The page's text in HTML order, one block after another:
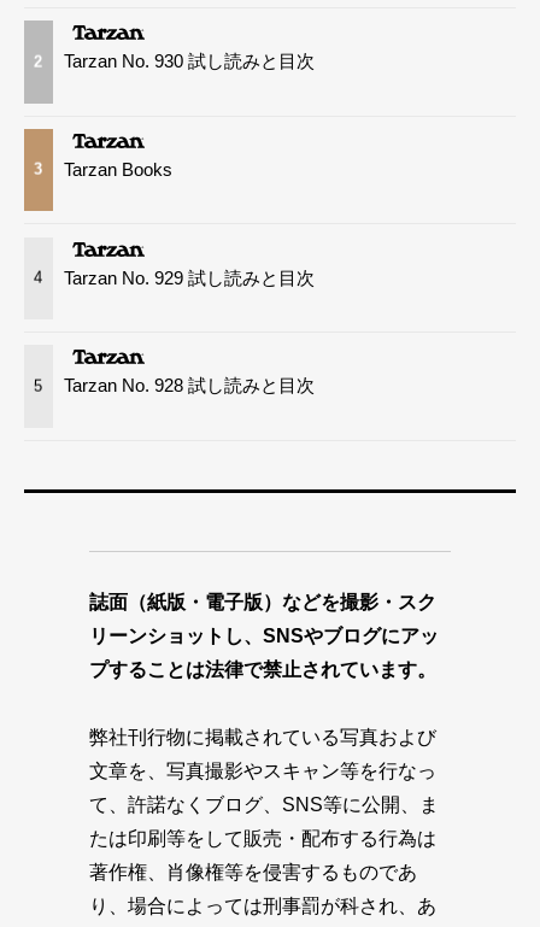
2 Tarzan No. 930 試し読みと目次
3 Tarzan Books
4 Tarzan No. 929 試し読みと目次
5 Tarzan No. 928 試し読みと目次
誌面（紙版・電子版）などを撮影・スク
リーンショットし、SNSやブログにアッ
プすることは法律で禁止されています。
弊社刊行物に掲載されている写真および
文章を、写真撮影やスキャン等を行なっ
て、許諾なくブログ、SNS等に公開、ま
たは印刷等をして販売・配布する行為は
著作権、肖像権等を侵害するものであ
り、場合によっては刑事罰が科され、あ